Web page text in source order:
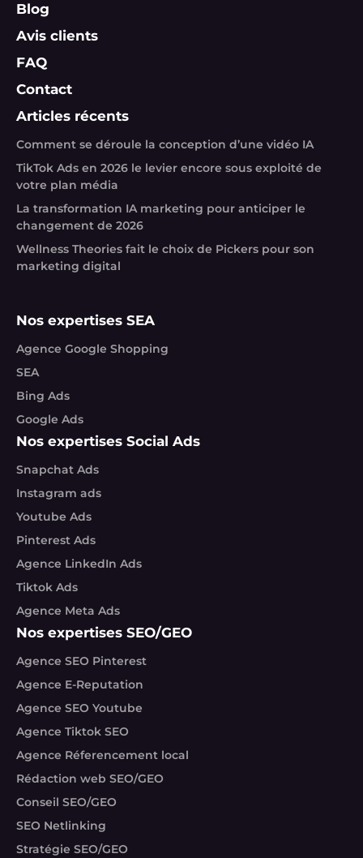
Blog
Avis clients
FAQ
Contact
Articles récents
Comment se déroule la conception d’une vidéo IA
TikTok Ads en 2026 le levier encore sous exploité de
votre plan média
La transformation IA marketing pour anticiper le
changement de 2026
Wellness Theories fait le choix de Pickers pour son
marketing digital
Nos expertises SEA
Agence Google Shopping
SEA
Bing Ads
Google Ads
Nos expertises Social Ads
Snapchat Ads
Instagram ads
Youtube Ads
Pinterest Ads
Agence LinkedIn Ads
Tiktok Ads
Agence Meta Ads
Nos expertises SEO/GEO
Agence SEO Pinterest
Agence E-Reputation
Agence SEO Youtube
Agence Tiktok SEO
Agence Réferencement local
Rédaction web SEO/GEO
Conseil SEO/GEO
SEO Netlinking
Stratégie SEO/GEO